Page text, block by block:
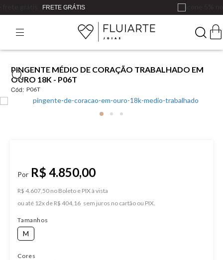
PINGENTE MÉDIO DE CORAÇÃO TRABALHADO EM
OURO 18K - P06T
Cód: P06T
R$ 4.850,00
R$ 4.607,50 no Boleto e PIX
ou
12x de R$ 404,16
Tamanhos
M
Cores